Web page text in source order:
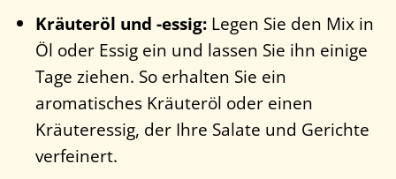
Kräuteröl und -essig:Legen Sie den Mix in
Öl oder Essig ein und lassen Sie ihn einige
Tage ziehen. So erhalten Sie ein
aromatisches Kräuteröl oder einen
Kräuteressig, der Ihre Salate und Gerichte
verfeinert.